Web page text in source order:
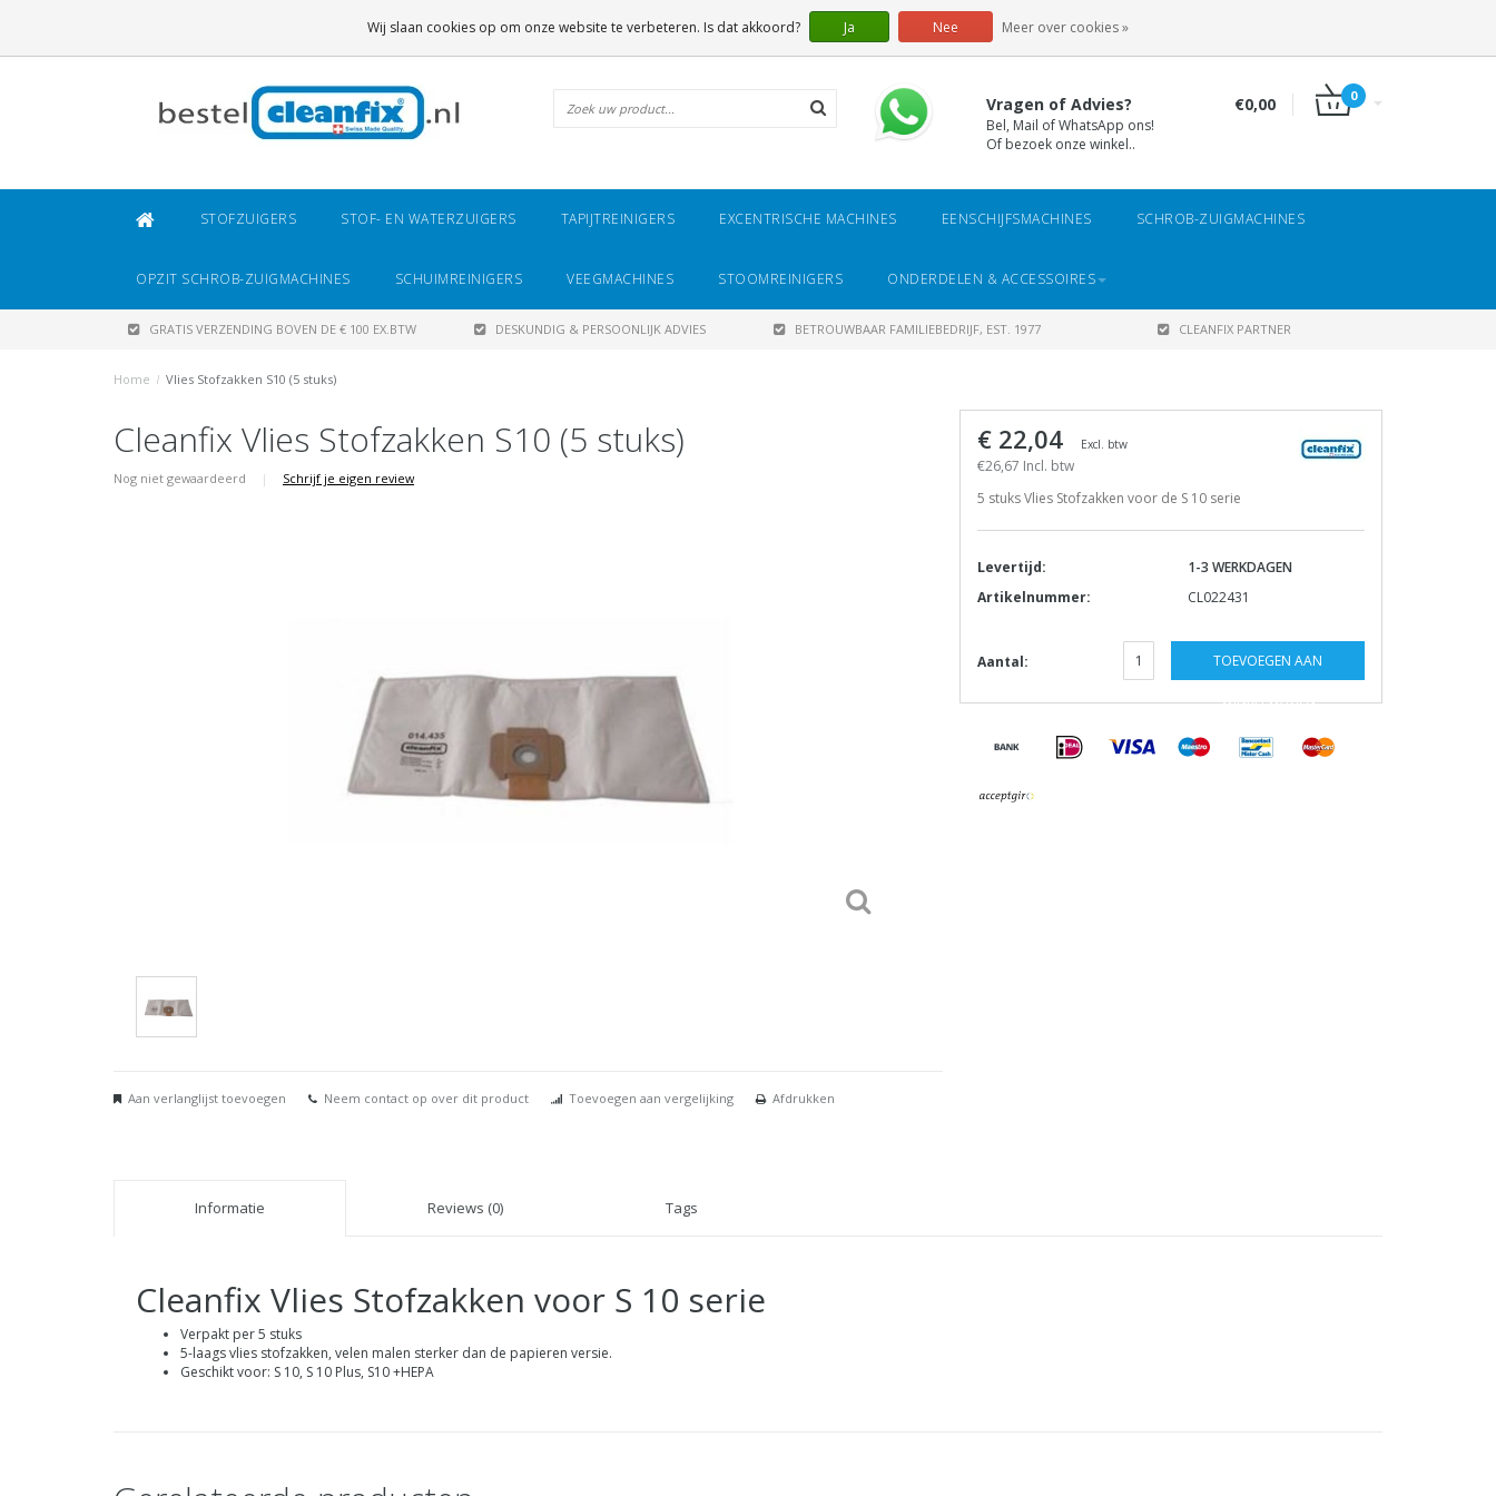
Vragen of Advies?
Bel, Mail of WhatsApp ons!
Of bezoek onze winkel..
€0,00 0
STOFZUIGERS STOF- EN WATERZUIGERS TAPIJTREINIGERS EXCENTRISCHE MACHINES EENSCHIJFSMACHINES SCHROB-ZUIGMACHINES
OPZIT SCHROB-ZUIGMACHINES SCHUIMREINIGERS VEEGMACHINES STOOMREINIGERS ONDERDELEN & ACCESSOIRES
GRATIS VERZENDING BOVEN DE € 100 EX.BTW DESKUNDIG & PERSOONLIJK ADVIES BETROUWBAAR FAMILIEBEDRIJF, EST. 1977 CLEANFIX PARTNER
Home / Vlies Stofzakken S10 (5 stuks)
Cleanfix Vlies Stofzakken S10 (5 stuks)
Nog niet gewaardeerd | Schrijf je eigen review
Aan verlanglijst toevoegen Neem contact op over dit product Toevoegen aan vergelijking Afdrukken
€ 22,04 Excl. btw
€26,67 Incl. btw
5 stuks Vlies Stofzakken voor de S 10 serie
Levertijd:
1-3 WERKDAGEN
Artikelnummer:
CL022431
Aantal: TOEVOEGEN AAN
WINKELWAGEN
Informatie Reviews (0) Tags
Cleanfix Vlies Stofzakken voor S 10 serie
Verpakt per 5 stuks
5-laags vlies stofzakken, velen malen sterker dan de papieren versie.
Geschikt voor: S 10, S 10 Plus, S10 +HEPA
Wij slaan cookies op om onze website te verbeteren. Is dat akkoord? Ja Nee Meer over cookies »